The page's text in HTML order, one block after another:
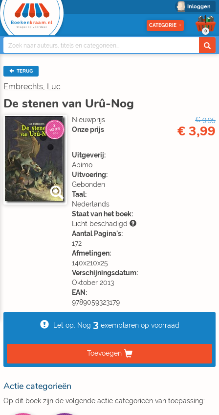
Inloggen
Boeken kraam.nl
Stapel op voordeel CATEGORIE
0
TERUG
Embrechts, Luc
De stenen van Urû-Nog
3
VOOR
€10
Nieuwprijs
€ 9,95
Onze prijs
€ 3,99
Uitgeverij:
Abimo
Uitvoering:
Gebonden
Taal:
Nederlands
Staat van het boek:
Licht beschadigd
Aantal Pagina's:
172
Afmetingen:
140x210x25
Verschijningsdatum:
Oktober 2013
EAN:
9789059323179
Let op: Nog 3 exemplaren op voorraad
Toevoegen
Actie categorieën
Op dit boek zijn de volgende actie categorieën van toepassing: